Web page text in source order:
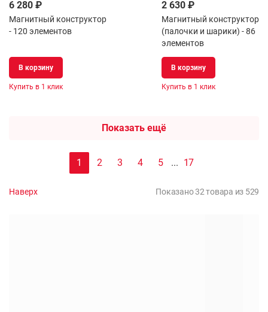
6 280 ₽
Магнитный конструктор
- 120 элементов
В корзину
Купить в 1 клик
2 630 ₽
Магнитный конструктор
(палочки и шарики) - 86
элементов
В корзину
Купить в 1 клик
Показать ещё
1 2 3 4 5 ... 17
Наверх Показано 32 товара из 529